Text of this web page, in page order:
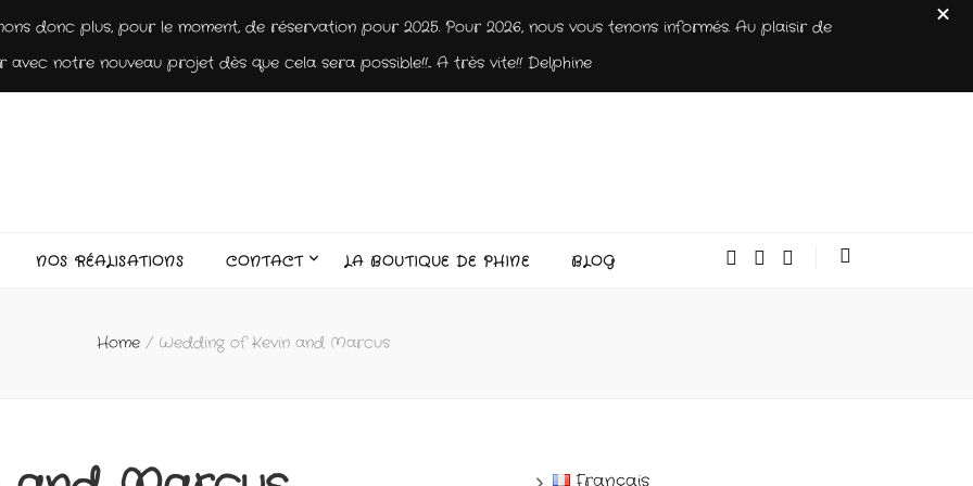
donc plus, pour le moment, de réservation pour 2025. Pour 2026, nous vous tenons informés. Au plaisir de
avec notre nouveau projet dès que cela sera possible!!... A très vite!! Delphine
NOS RÉALISATIONS CONTACT LA BOUTIQUE DE PHINE BLOG
Home / Wedding of Kevin and Marcus